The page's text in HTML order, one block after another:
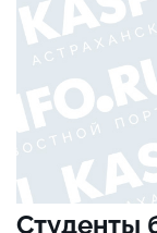
Студенты